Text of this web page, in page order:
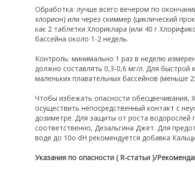
Обработка: лучше всего вечером по
хлорион) или через скиммер (циклический
как 2 таблетки Хлориклара (или 40 г
бассейна около 1-2 недель.
Контроль: минимально 1 раз в неделю
должно составлять 0,3-0,6 мг/л. Для быстрой
маленьких плавательных бассейнов (меньше
Чтобы избежать опасности обесцвечивания,
осуществить непосредственный контакт с
дозиметре. Для защиты от роста водорослей
соответственно, Дезальгина Джет. Для
воде до 10о dH рекомендуется добавка
Указания по опасности ( R-статьи )/